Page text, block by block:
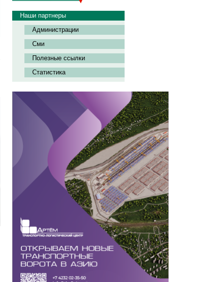
Наши партнеры
Администрации
Сми
Полезные ссылки
Статистика